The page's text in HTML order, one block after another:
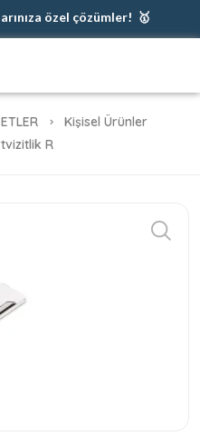
özel çözümler! 🥇
ve kargo dahildir! 🥇
Kişisel Ürünler
R